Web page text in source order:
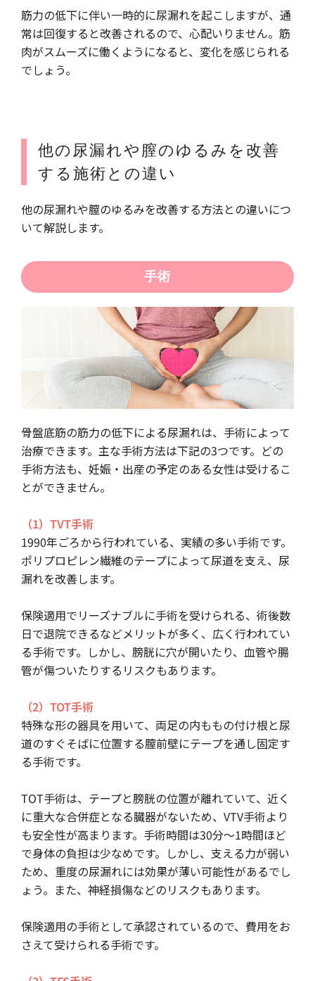
筋力の低下に伴い一時的に尿漏れを起こしますが、通
常は回復すると改善されるので、心配いりません。筋
肉がスムーズに働くようになると、変化を感じられる
でしょう。
他の尿漏れや膣のゆるみを改善
する施術との違い
他の尿漏れや膣のゆるみを改善する方法との違いにつ
いて解説します。
手術
骨盤底筋の筋力の低下による尿漏れは、手術によって
治療できます。主な手術方法は下記の3つです。どの
手術方法も、妊娠・出産の予定のある女性は受けるこ
とができません。
（1）TVT手術
1990年ごろから行われている、実績の多い手術です。
ポリプロピレン繊維のテープによって尿道を支え、尿
漏れを改善します。
保険適用でリーズナブルに手術を受けられる、術後数
日で退院できるなどメリットが多く、広く行われてい
る手術です。しかし、膀胱に穴が開いたり、血管や腸
管が傷ついたりするリスクもあります。
（2）TOT手術
特殊な形の器具を用いて、両足の内ももの付け根と尿
道のすぐそばに位置する膣前壁にテープを通し固定す
る手術です。
TOT手術は、テープと膀胱の位置が離れていて、近く
に重大な合併症となる臓器がないため、VTV手術より
も安全性が高まります。手術時間は30分～1時間ほど
で身体の負担は少なめです。しかし、支える力が弱い
ため、重度の尿漏れには効果が薄い可能性があるでし
ょう。また、神経損傷などのリスクもあります。
保険適用の手術として承認されているので、費用をお
さえて受けられる手術です。